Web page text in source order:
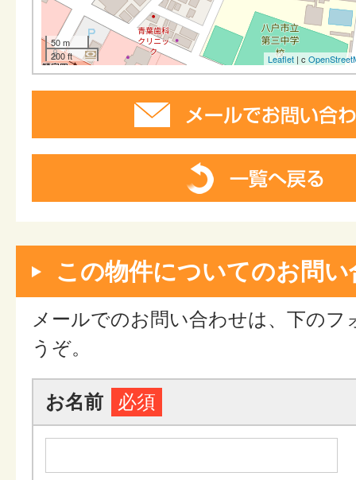
50 m
200 ft
Leaflet | c
この物件についてのお問い
メールでのお問い合わせは、下のフ
うぞ。
お名前 必須